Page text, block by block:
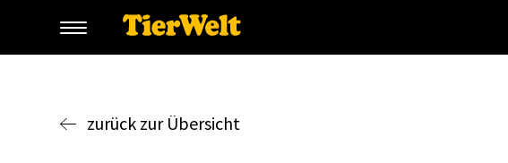
zurück zur Übersicht